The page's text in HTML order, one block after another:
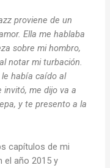
proviene de un
Ella me hablaba
sobre mi hombro,
notar mi turbación.
había caído al
me dijo va a
y te presento a la
capítulos de mi
el año 2015 y